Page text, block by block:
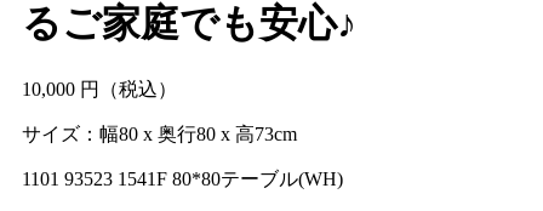
るご家庭でも安心♪
10,000 円（税込）
サイズ：幅80 x 奥行80 x 高73cm
1101 93523 1541F 80*80テーブル(WH)